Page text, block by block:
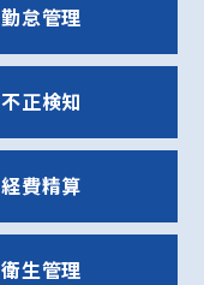
勤怠管理
不正検知
経費精算
衛生管理